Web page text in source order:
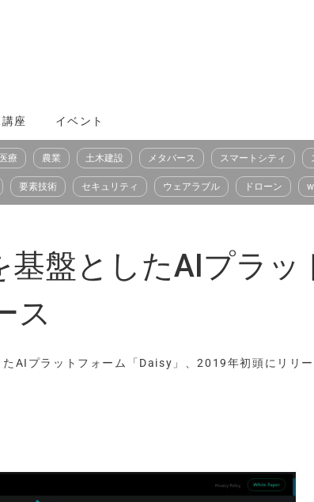
座 イベント
療 農業 土木建設 メタバース スマートシティ
要素技術 セキュリティ ウェアラブル ドローン
盤としたAIプラッ
ス
AIプラットフォーム「Daisy」、2019年初頭にリリー